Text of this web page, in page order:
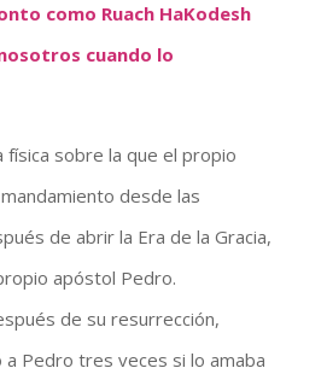
como Ruach HaKodesh
cuando lo
física sobre la que el propio
desde las
de abrir la Era de la Gracia,
apóstol Pedro.
de su resurrección,
a Pedro tres veces si lo amaba